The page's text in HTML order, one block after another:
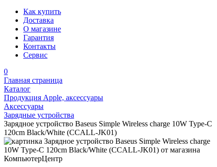
Как купить
Доставка
О магазине
Гарантия
Контакты
Сервис
0
Главная страница
Каталог
Продукция Apple, аксессуары
Аксессуары
Зарядные устройства
Зарядное устройство Baseus Simple Wireless charge 10W Type-C
120cm Black/White (CCALL-JK01)